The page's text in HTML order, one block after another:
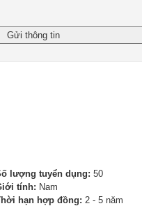
lượng tuyển dụng: 50
tính: Nam
hạn hợp đồng: 2 - 5 năm